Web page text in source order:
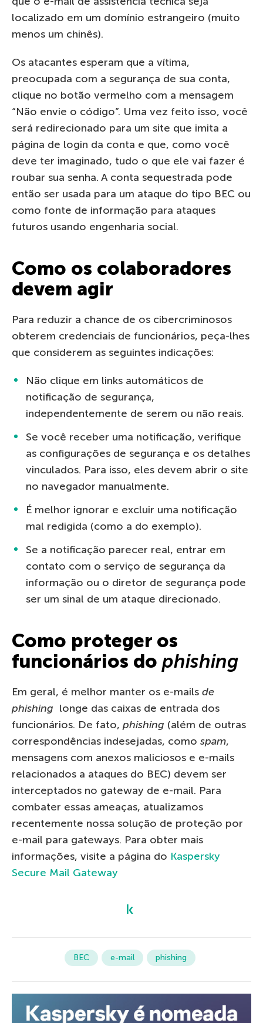
localizado em um domínio estrangeiro (muito
menos um chinês).
Os atacantes esperam que a vítima,
preocupada com a segurança de sua conta,
clique no botão vermelho com a mensagem
“Não envie o código”. Uma vez feito isso, você
será redirecionado para um site que imita a
página de login da conta e que, como você
deve ter imaginado, tudo o que ele vai fazer é
roubar sua senha. A conta sequestrada pode
então ser usada para um ataque do tipo BEC ou
como fonte de informação para ataques
futuros usando engenharia social.
Como os colaboradores
devem agir
Para reduzir a chance de os cibercriminosos
obterem credenciais de funcionários, peça-lhes
que considerem as seguintes indicações:
Não clique em links automáticos de
notificação de segurança,
independentemente de serem ou não reais.
Se você receber uma notificação, verifique
as configurações de segurança e os detalhes
vinculados. Para isso, eles devem abrir o site
no navegador manualmente.
É melhor ignorar e excluir uma notificação
mal redigida (como a do exemplo).
Se a notificação parecer real, entrar em
contato com o serviço de segurança da
informação ou o diretor de segurança pode
ser um sinal de um ataque direcionado.
Como proteger os
funcionários do phishing
Em geral, é melhor manter os e-mails de
phishing longe das caixas de entrada dos
funcionários. De fato, phishing (além de outras
correspondências indesejadas, como spam,
mensagens com anexos maliciosos e e-mails
relacionados a ataques do BEC) devem ser
interceptados no gateway de e-mail. Para
combater essas ameaças, atualizamos
recentemente nossa solução de proteção por
e-mail para gateways. Para obter mais
informações, visite a página do Kaspersky
Secure Mail Gateway
BEC e-mail phishing